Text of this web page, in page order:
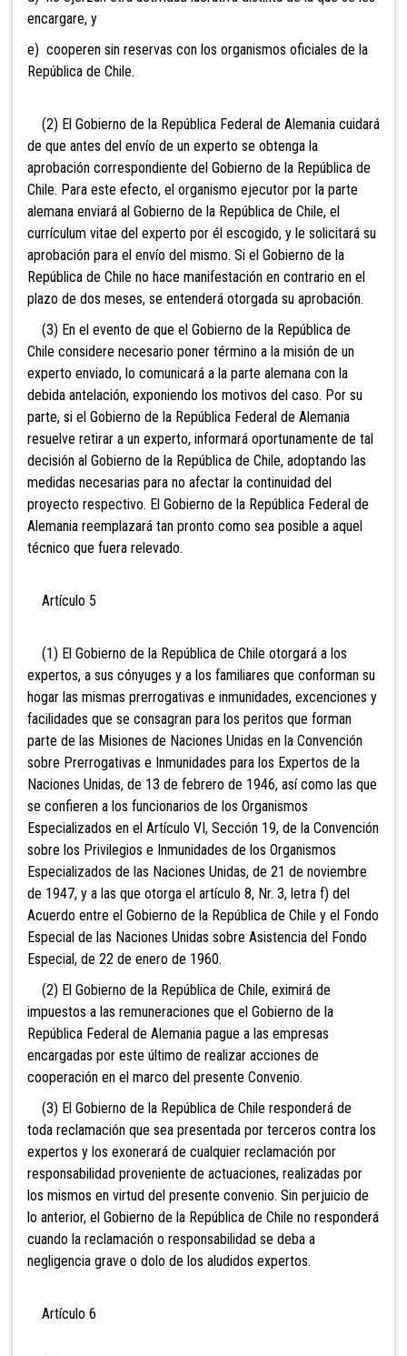
encargare, y
e) cooperen sin reservas con los organismos oficiales de la
República de Chile.
(2) El Gobierno de la República Federal de Alemania cuidará
de que antes del envío de un experto se obtenga la
aprobación correspondiente del Gobierno de la República de
Chile. Para este efecto, el organismo ejecutor por la parte
alemana enviará al Gobierno de la República de Chile, el
currículum vitae del experto por él escogido, y le solicitará su
aprobación para el envío del mismo. Si el Gobierno de la
República de Chile no hace manifestación en contrario en el
plazo de dos meses, se entenderá otorgada su aprobación.
(3) En el evento de que el Gobierno de la República de
Chile considere necesario poner término a la misión de un
experto enviado, lo comunicará a la parte alemana con la
debida antelación, exponiendo los motivos del caso. Por su
parte, si el Gobierno de la República Federal de Alemania
resuelve retirar a un experto, informará oportunamente de tal
decisión al Gobierno de la República de Chile, adoptando las
medidas necesarias para no afectar la continuidad del
proyecto respectivo. El Gobierno de la República Federal de
Alemania reemplazará tan pronto como sea posible a aquel
técnico que fuera relevado.
Artículo 5
(1) El Gobierno de la República de Chile otorgará a los
expertos, a sus cónyuges y a los familiares que conforman su
hogar las mismas prerrogativas e inmunidades, excenciones y
facilidades que se consagran para los peritos que forman
parte de las Misiones de Naciones Unidas en la Convención
sobre Prerrogativas e Inmunidades para los Expertos de la
Naciones Unidas, de 13 de febrero de 1946, así como las que
se confieren a los funcionarios de los Organismos
Especializados en el Artículo VI, Sección 19, de la Convención
sobre los Privilegios e Inmunidades de los Organismos
Especializados de las Naciones Unidas, de 21 de noviembre
de 1947, y a las que otorga el artículo 8, Nr. 3, letra f) del
Acuerdo entre el Gobierno de la República de Chile y el Fondo
Especial de las Naciones Unidas sobre Asistencia del Fondo
Especial, de 22 de enero de 1960.
(2) El Gobierno de la República de Chile, eximirá de
impuestos a las remuneraciones que el Gobierno de la
República Federal de Alemania pague a las empresas
encargadas por este último de realizar acciones de
cooperación en el marco del presente Convenio.
(3) El Gobierno de la República de Chile responderá de
toda reclamación que sea presentada por terceros contra los
expertos y los exonerará de cualquier reclamación por
responsabilidad proveniente de actuaciones, realizadas por
los mismos en virtud del presente convenio. Sin perjuicio de
lo anterior, el Gobierno de la República de Chile no responderá
cuando la reclamación o responsabilidad se deba a
negligencia grave o dolo de los aludidos expertos.
Artículo 6